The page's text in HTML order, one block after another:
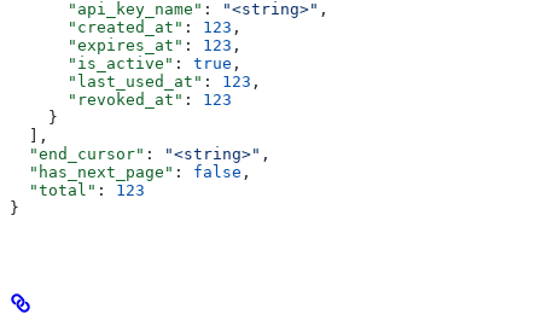
      "api_key_name"
: "<string>" ,
      "created_at"
: 123 ,
      "expires_at"
: 123 ,
      "is_active"
: true ,
      "last_used_at"
: 123 ,
      "revoked_at"
: 123
    }
  ],
  "end_cursor"
: "<string>" ,
  "has_next_page"
: false ,
  "total"
: 123
}